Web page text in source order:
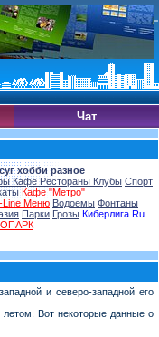
Чат
хобби разное
Кафе Рестораны Клубы Спорт
Кафе "Метро"
Line Меню Водоемы Фонтаны
Парки Грозы Киберлига.Ru
и северо-западной его
летом. Вот некоторые данные о